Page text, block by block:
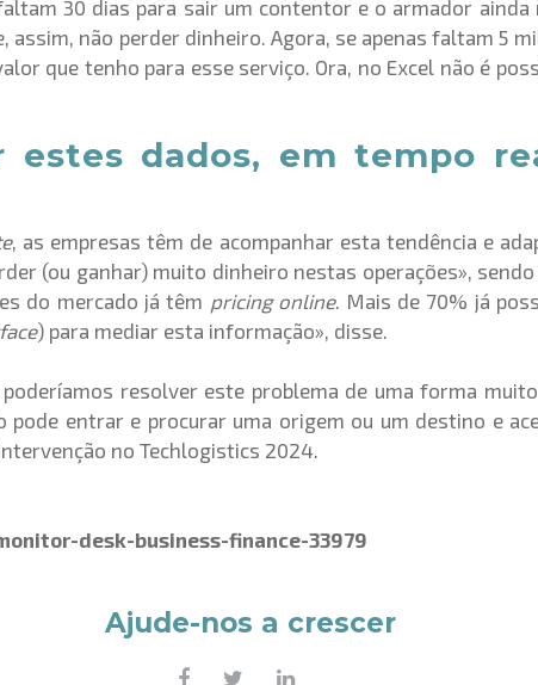
30 dias para sair um contentor e o armador ainda
assim, não perder dinheiro. Agora, se apenas faltam 5
que tenho para esse serviço. Ora, no Excel não é
estes dados, em tempo
, as empresas têm de acompanhar esta tendência e
(ou ganhar) muito dinheiro nestas operações»,
do mercado já têm pricing online. Mais de 70% já
) para mediar esta informação», disse.
resolver este problema de uma forma
entrar e procurar uma origem ou um destino e
no Techlogistics 2024.
desk-business-finance-33979
Ajude-nos a crescer